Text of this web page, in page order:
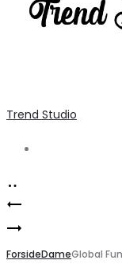
Trend Studio
Product
navigation
Sweat
Global
Funk
ForsideDameGlobal